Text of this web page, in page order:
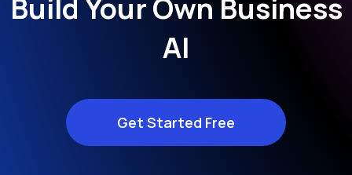
Build Your Own Business
AI
Get Started Free